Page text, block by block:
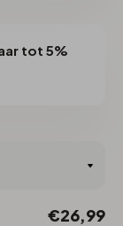
tot 5%
€26,99